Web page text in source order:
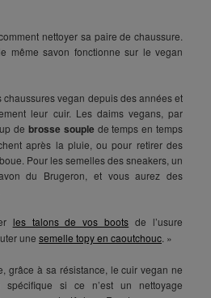
nettoyer sa paire de chaussure.
même savon fonctionne sur le vegan
chaussures vegan depuis des années et
leur cuir. Les daims vegans, par
de brosse souplede temps en temps
après la pluie, ou pour retirer des
Pour les semelles des sneakers, un
du Brugeron, et vous aurez des
les talons de vos boots de l’usure
une semelle topy en caoutchouc . »
grâce à sa résistance, le cuir vegan ne
spécifique si ce n’est un nettoyage